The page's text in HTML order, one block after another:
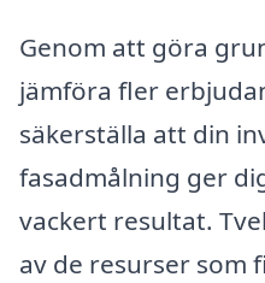
Genom att göra
jämföra fler
säkerställa att din
fasadmålning ger
vackert resultat.
av de resurser som